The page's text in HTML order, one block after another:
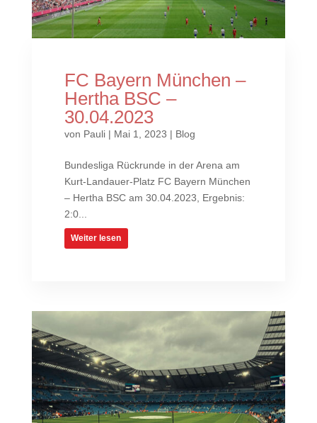
FC Bayern München –
Hertha BSC –
30.04.2023
von Pauli| Mai 1, 2023 | Blog
Bundesliga Rückrunde in der Arena am
Kurt-Landauer-Platz FC Bayern München
– Hertha BSC am 30.04.2023, Ergebnis:
2:0...
Weiter lesen